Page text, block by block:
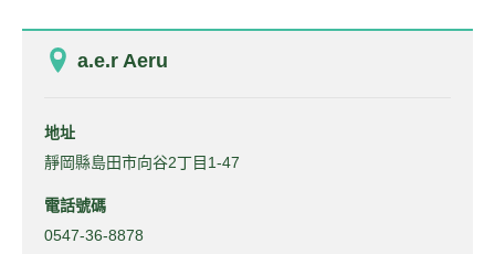
a.e.r Aeru
地址
靜岡縣島田市向谷2丁目1-47
電話號碼
0547-36-8878